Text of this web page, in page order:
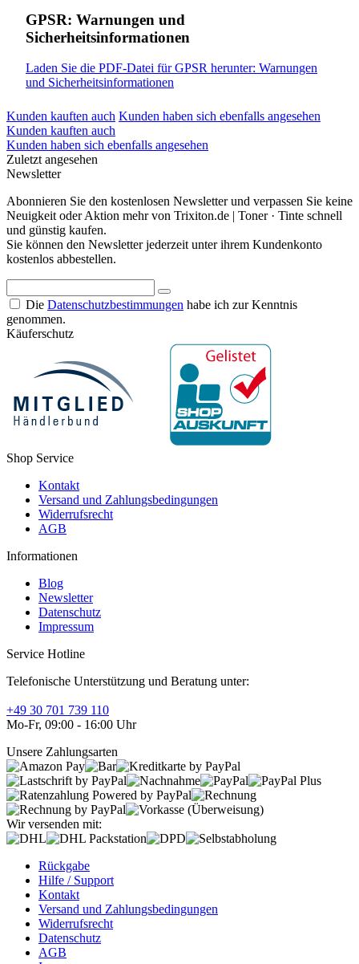
GPSR: Warnungen und
Sicherheitsinformationen
Laden Sie die PDF-Datei für GPSR herunter: Warnungen
und Sicherheitsinformationen
Kunden kauften auch Kunden haben sich ebenfalls angesehen
Kunden kauften auch
Kunden haben sich ebenfalls angesehen
Zuletzt angesehen
Newsletter
Abonnieren Sie den kostenlosen Newsletter und verpassen Sie keine
Neuigkeit oder Aktion mehr von Trixiton.de | Toner · Tinte schnell
und günstig kaufen.
Sie können den Newsletter jederzeit unter ihrem Kundenkonto
kostenlos abbestellen.
Die Datenschutzbestimmungen habe ich zur Kenntnis
genommen.
Käuferschutz
Shop Service
Kontakt
Versand und Zahlungsbedingungen
Widerrufsrecht
AGB
Informationen
Blog
Newsletter
Datenschutz
Impressum
Service Hotline
Telefonische Unterstützung und Beratung unter:
+49 30 701 739 110
Mo-Fr, 09:00 - 16:00 Uhr
Unsere Zahlungsarten
Wir versenden mit:
Rückgabe
Hilfe / Support
Kontakt
Versand und Zahlungsbedingungen
Widerrufsrecht
Datenschutz
AGB